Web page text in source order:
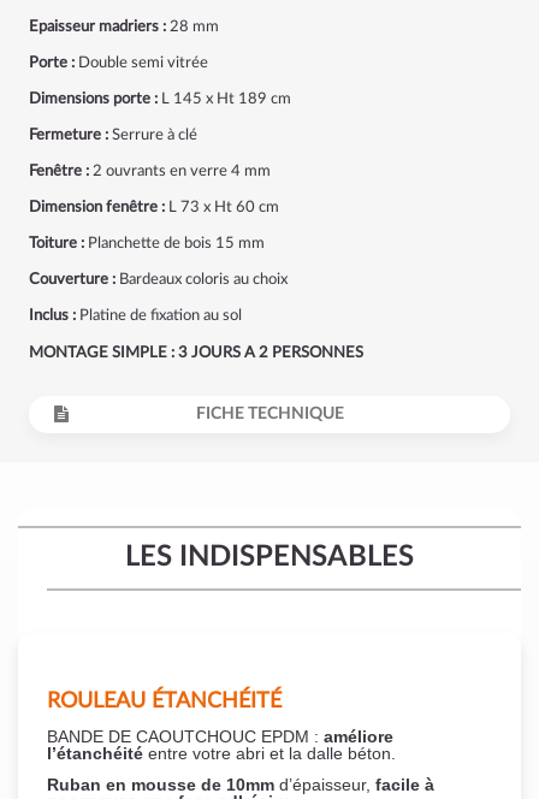
Epaisseur madriers : 28 mm
Porte : Double semi vitrée
Dimensions porte : L 145 x Ht 189 cm
Fermeture : Serrure à clé
Fenêtre : 2 ouvrants en verre 4 mm
Dimension fenêtre : L 73 x Ht 60 cm
Toiture : Planchette de bois 15 mm
Couverture : Bardeaux coloris au choix
Inclus : Platine de fixation au sol
MONTAGE SIMPLE : 3 JOURS A 2 PERSONNES
FICHE TECHNIQUE
LES INDISPENSABLES
ROULEAU ÉTANCHÉITÉ
BANDE DE CAOUTCHOUC EPDM : améliore
l’étanchéité entre votre abri et la dalle béton.
Ruban en mousse de 10mm d’épaisseur, facile à